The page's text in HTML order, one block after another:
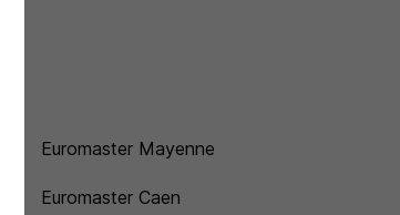
Euromaster Mayenne
Euromaster Caen